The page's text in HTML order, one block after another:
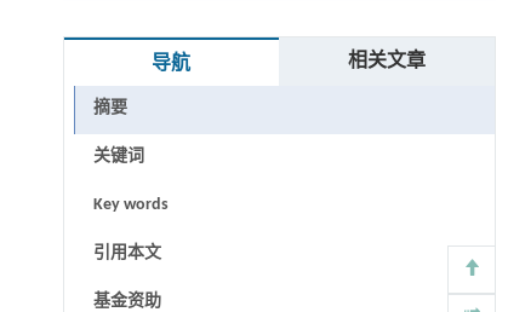
导航 相关文章
摘要
关键词
Key words
引用本文
基金资助